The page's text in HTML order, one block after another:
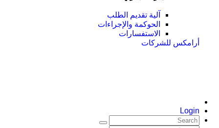
آلية تقديم الطلب
الحوكمة والإجراءات
الاستفسارات
أرامكس للشركات
Login